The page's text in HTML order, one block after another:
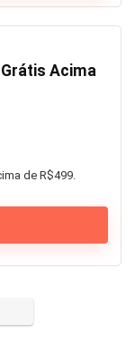
Grátis Acima
de R$499.